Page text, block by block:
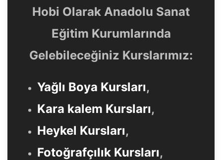
Hobi Olarak Anadolu Sanat
Eğitim Kurumlarında
Gelebileceğiniz Kurslarımız:
Yağlı Boya Kursları,
Kara kalem Kursları,
Heykel Kursları,
Fotoğrafçılık Kursları,